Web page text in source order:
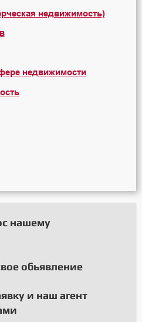
недвижимость)
недвижимости
нашему
обьявление
и наш агент